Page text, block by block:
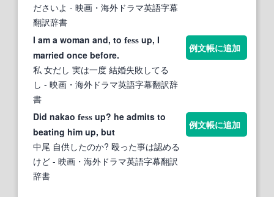
ださいよ - 映画・海外ドラマ英語字幕
翻訳辞書
I am a woman and, to fess up, I
married once before.
私 女だし 実は一度 結婚失敗してる
し - 映画・海外ドラマ英語字幕翻訳辞
書
例文帳に追加
Did nakao fess up? he admits to
beating him up, but
中尾 自供したのか? 殴った事は認める
けど - 映画・海外ドラマ英語字幕翻訳
辞書
例文帳に追加